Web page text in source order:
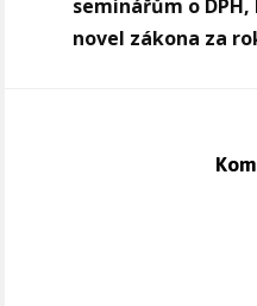
seminářům o
novel zákona za